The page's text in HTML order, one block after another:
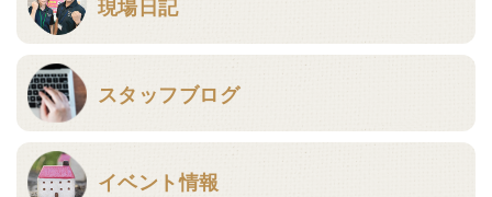
スタッフブログ
イベント情報